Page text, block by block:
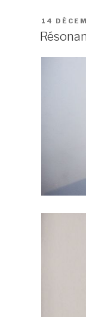
PUBLIÉ
LE
14